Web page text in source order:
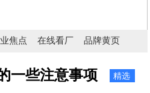
焦点 在线看厂 品牌黄页
一些注意事项 精选